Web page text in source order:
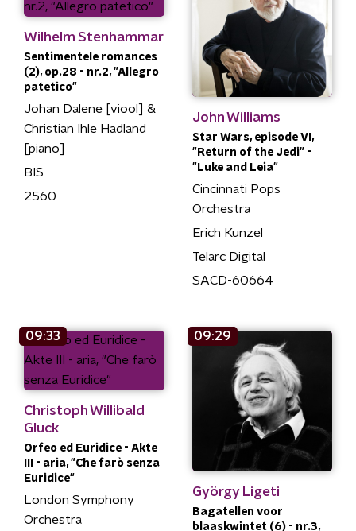
Wilhelm Stenhammar
Sentimentele romances
(2), op.28 - nr.2, "Allegro
patetico"
Johan Dalene [viool] &
Christian Ihle Hadland
[piano]
BIS
2560
John Williams
Star Wars, episode VI,
"Return of the Jedi" -
"Luke and Leia"
Cincinnati Pops
Orchestra
Erich Kunzel
Telarc Digital
SACD-60664
09:33
Christoph Willibald
Gluck
Orfeo ed Euridice - Akte
III - aria, "Che farò senza
Euridice"
London Symphony
Orchestra
09:29
György Ligeti
Bagatellen voor
blaaskwintet (6) - nr.3,